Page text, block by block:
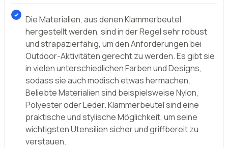
Die Materialien, aus denen Klammerbeutel
hergestellt werden, sind in der Regel sehr robust
und strapazierfähig, um den Anforderungen bei
Outdoor-Aktivitäten gerecht zu werden. Es gibt sie
in vielen unterschiedlichen Farben und Designs,
sodass sie auch modisch etwas hermachen.
Beliebte Materialien sind beispielsweise Nylon,
Polyester oder Leder. Klammerbeutel sind eine
praktische und stylische Möglichkeit, um seine
wichtigsten Utensilien sicher und griffbereit zu
verstauen.